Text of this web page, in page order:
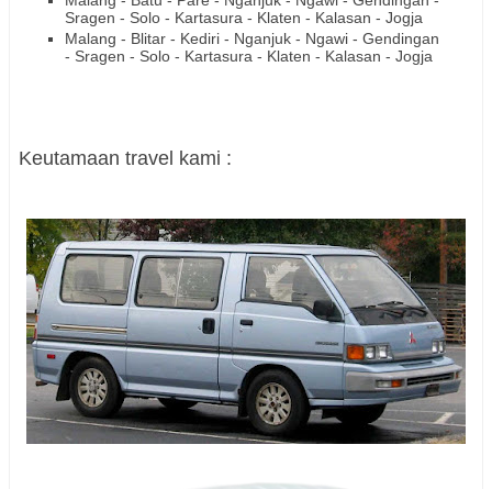
Sragen - Solo - Kartasura - Klaten - Kalasan - Jogja
Malang - Blitar - Kediri - Nganjuk - Ngawi - Gendingan
- Sragen - Solo - Kartasura - Klaten - Kalasan - Jogja
Keutamaan travel kami :